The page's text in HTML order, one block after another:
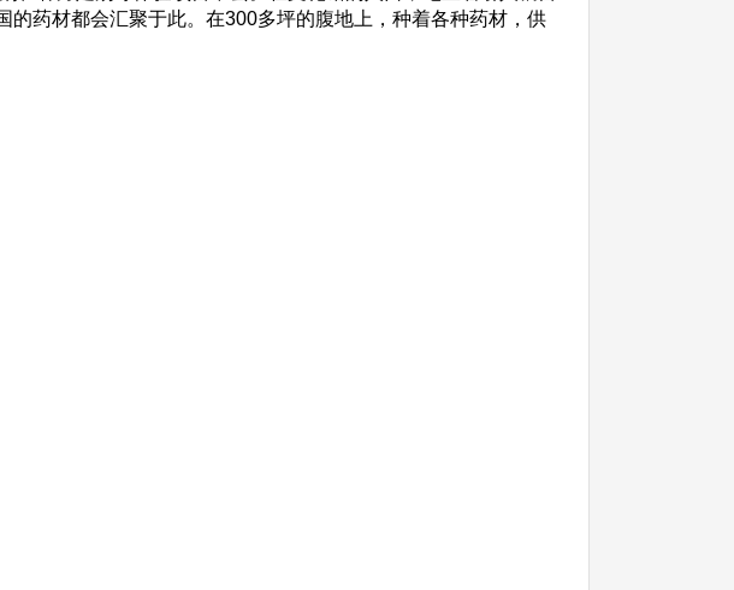
药材都会汇聚于此。在300多坪的腹地上，种着各种药材，供